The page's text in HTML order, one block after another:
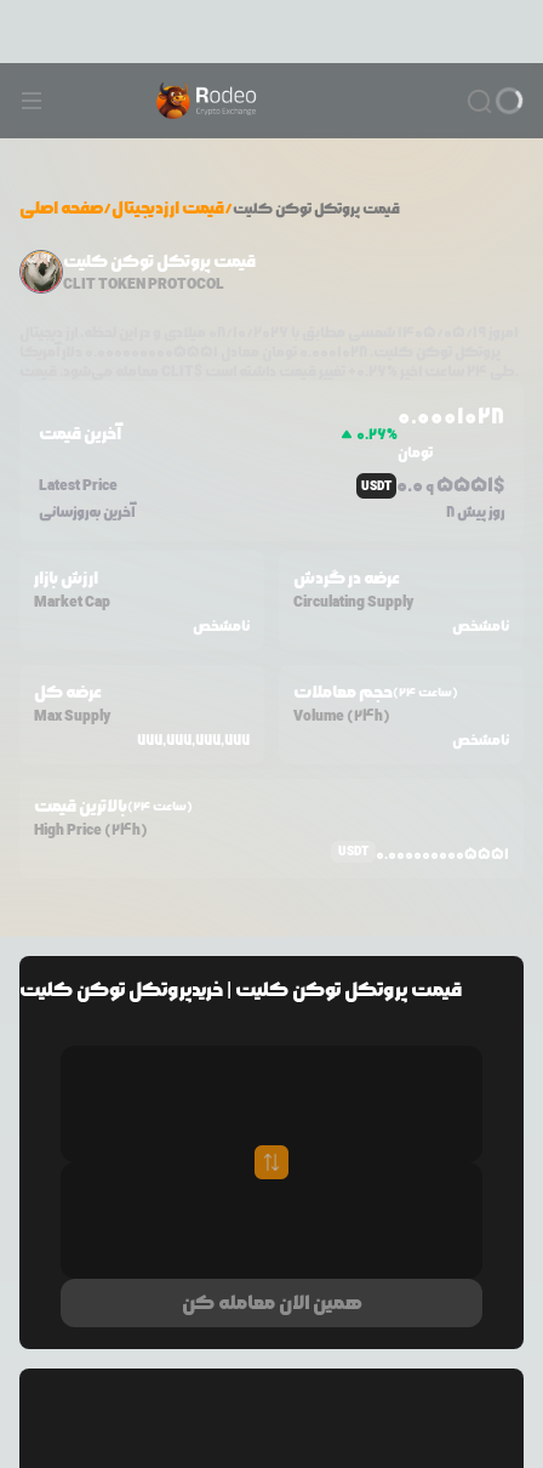
صفحه اصلی/قیمت ارزدیجیتال/ قیمتپروتکل توکن کلیت
قیمت پروتکل توکن کلیت
CLIT TOKEN PROTOCOL
آخرین قیمت 0.26%
0.0001028
تومان
Latest Price
USDT 0.0 95551$
آخرین به‌روزسانی 8 روز پیش
ارزش بازار
Market Cap
نامشخص
عرضه در گردش
Circulating Supply
نامشخص
عرضه کل
Max Supply
777,777,777,777
حجم معاملات (24 ساعت)
Volume (24h)
نامشخص
بالاترین قیمت (24 ساعت)
High Price (24h)
USDT 0.0000000005551
قیمتپروتکل توکن کلیت | خریدپروتکل توکن کلیت
همین الان معامله کن